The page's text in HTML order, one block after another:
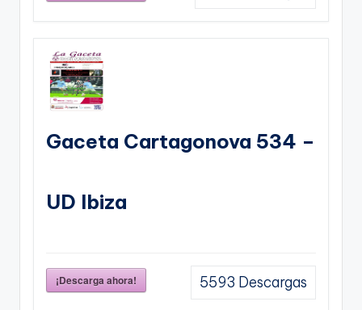
Gaceta Cartagonova 534 –
UD Ibiza
¡Descarga ahora! 5593 Descargas